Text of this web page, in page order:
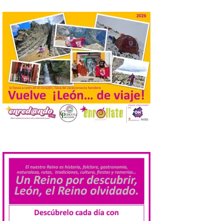
Laciana comienza su
programación para
disfrutar el eclipse total
del 12 de agosto
7 Ago 2026
Durante los días 1 y 2 de
agosto, tanto el público
infantil como el adulto
pudo disfrutar de un
público infantil y, el resto del […]
Más de 200.000 jóvenes
nacidos en 2008 ya han
solicitado el Bono Cultural
Joven 2026 en su primer